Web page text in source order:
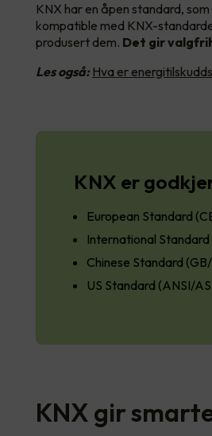
KNX har en åpen standard,
kompatible med KNX-
produsert dem. Det gir
Les også: Hva er
KNX er
European Standard
International
Chinese Standard
US Standard (ANSI/
KNX gir